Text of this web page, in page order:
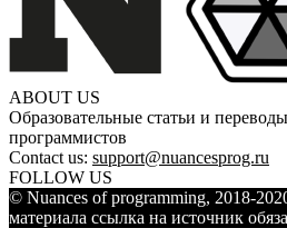
ABOUT US
Образовательные статьи и
программистов
Contact us: support@nuancesprog.ru
FOLLOW US
© Nuances of programming, 2018-
материала ссылка на источник